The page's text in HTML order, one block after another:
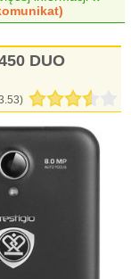
DUO
)